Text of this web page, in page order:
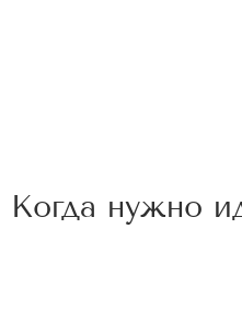
Когда нужно